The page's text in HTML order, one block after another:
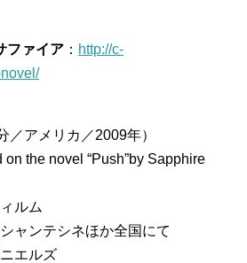
ファイア ： http://c-
／アメリカ／2009年）
the novel “Push”by Sapphire
ルム
ャンテシネほか全国にて
エルズ